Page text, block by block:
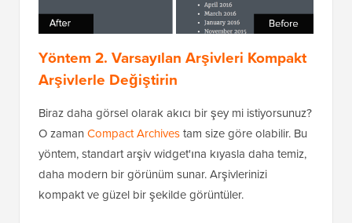
Yöntem 2. Varsayılan Arşivleri Kompakt
Arşivlerle Değiştirin
Biraz daha görsel olarak akıcı bir şey mi istiyorsunuz?
O zaman Compact Archivestam size göre olabilir. Bu
yöntem, standart arşiv widget'ına kıyasla daha temiz,
daha modern bir görünüm sunar. Arşivlerinizi
kompakt ve güzel bir şekilde görüntüler.